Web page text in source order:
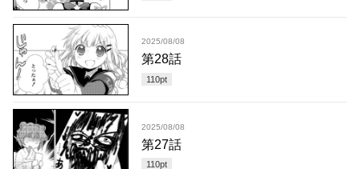
2025/08/08
第28話
110pt
2025/08/08
第27話
110pt